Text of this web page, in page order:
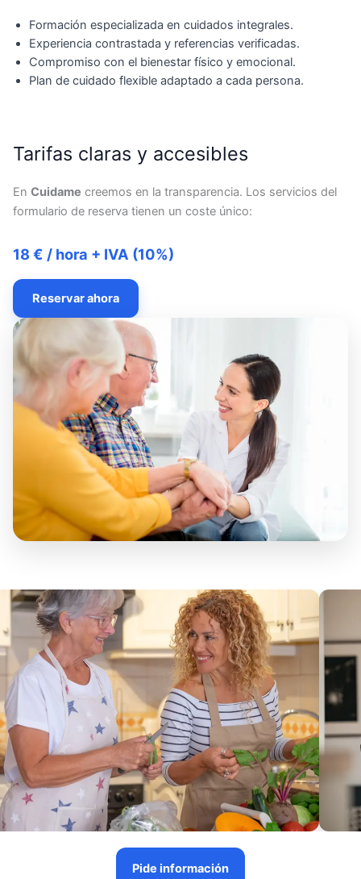
Formación especializada en cuidados integrales.
Experiencia contrastada y referencias verificadas.
Compromiso con el bienestar físico y emocional.
Plan de cuidado flexible adaptado a cada persona.
Tarifas claras y accesibles
En Cuidame creemos en la transparencia. Los servicios del
formulario de reserva tienen un coste único:
18 € / hora + IVA (10%)
Reservar ahora
Pide información